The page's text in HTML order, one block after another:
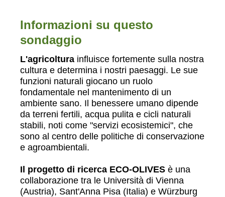
Informazioni su questo
sondaggio
L'agricoltura influisce fortemente sulla nostra
cultura e determina i nostri paesaggi. Le sue
funzioni naturali giocano un ruolo
fondamentale nel mantenimento di un
ambiente sano. Il benessere umano dipende
da terreni fertili, acqua pulita e cicli naturali
stabili, noti come "servizi ecosistemici", che
sono al centro delle politiche di conservazione
e agroambientali.
Il progetto di ricerca ECO-OLIVES è una
collaborazione tra le Università di Vienna
(Austria), Sant'Anna Pisa (Italia) e Würzburg